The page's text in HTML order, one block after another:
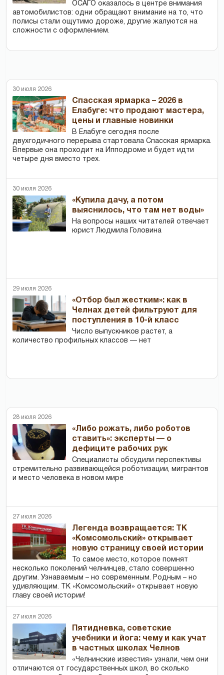
ОСАГО оказалось в центре внимания
автомобилистов: одни обращают внимание на то, что
полисы стали ощутимо дороже, другие жалуются на
сложности с оформлением.
30 июля 2026
Спасская ярмарка – 2026 в
Елабуге: что продают мастера,
цены и главные новинки
В Елабуге сегодня после
двухгодичного перерыва стартовала Спасская ярмарка.
Впервые она проходит на Ипподроме и будет идти
четыре дня вместо трех.
30 июля 2026
«Купила дачу, а потом
выяснилось, что там нет воды»
На вопросы наших читателей отвечает
юрист Людмила Головина
29 июля 2026
«Отбор был жестким»: как в
Челнах детей фильтруют для
поступления в 10-й класс
Число выпускников растет, а
количество профильных классов — нет
28 июля 2026
«Либо рожать, либо роботов
ставить»: эксперты — о
дефиците рабочих рук
Специалисты обсудили перспективы
стремительно развивающейся роботизации, мигрантов
и место человека в новом мире
27 июля 2026
Легенда возвращается: ТК
«Комсомольский» открывает
новую страницу своей истории
То самое место, которое помнят
несколько поколений челнинцев, стало совершенно
другим. Узнаваемым – но современным. Родным – но
удивляющим. ТК «Комсомольский» открывает новую
главу своей истории!
27 июля 2026
Пятидневка, советские
учебники и йога: чему и как учат
в частных школах Челнов
«Челнинские известия» узнали, чем они
отличаются от государственных школ, во сколько